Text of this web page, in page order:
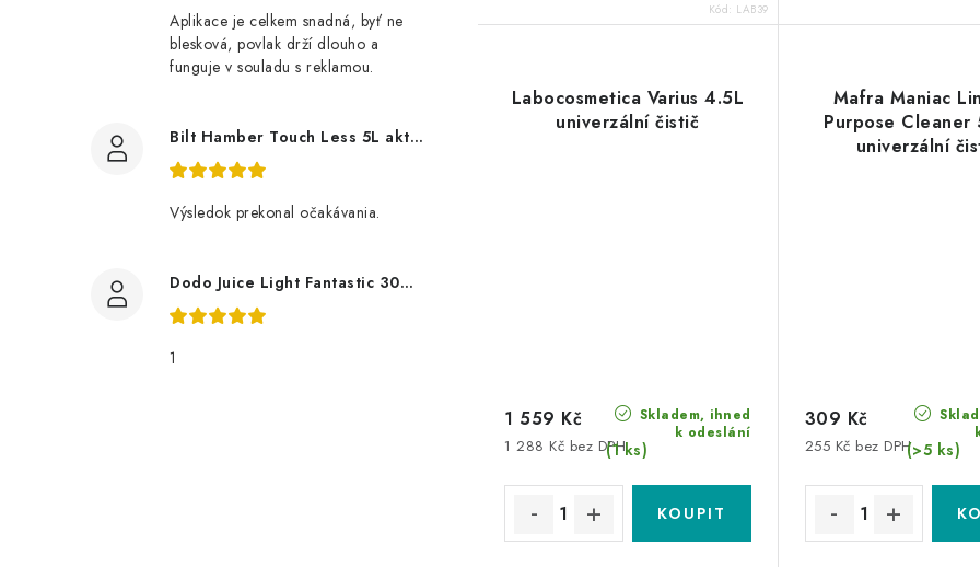
Aplikace je celkem snadná, byť ne
blesková, povlak drží dlouho a
funguje v souladu s reklamou.
Bilt Hamber Touch Less 5L aktivní pěna
Výsledok prekonal očakávania.
Dodo Juice Light Fantastic 30ml měkký vosk
1
Kód: LAB39
Labocosmetica Varius 4.5L
univerzální čistič
Skladem, ihned
k odeslání
(1 ks)
1 288 Kč bez DPH
1 559 Kč
Mafra Maniac
Purpose Cleaner
univerzální
(>5 ks)
255 Kč bez DPH
309 Kč